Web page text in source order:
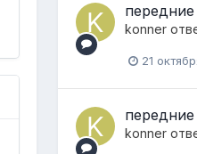
konner
21
konner